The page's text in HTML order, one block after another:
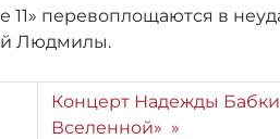
перевоплощаются в
Людмилы.
Концерт Надежды
Вселенной»